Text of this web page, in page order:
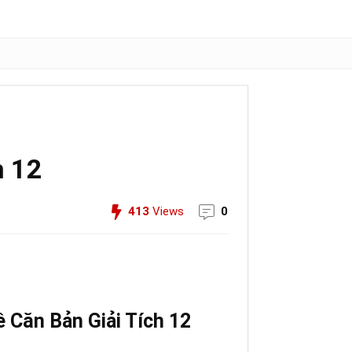
12
413 Views 0
Căn Bản Giải Tích 12